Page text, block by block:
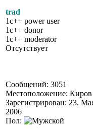
trad
1c++ power user
1c++ donor
1c++ moderator
Отсутствует
Сообщений: 3051
Местоположение: Киров
Зарегистрирован: 23.
2006
Пол: